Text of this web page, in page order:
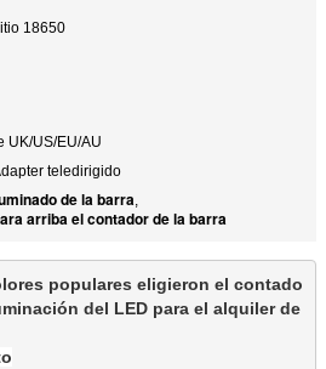
18650
UK/US/EU/AU
teledirigido
de la barra,
arriba el contador de la barra
populares eligieron el contado
del LED para el alquiler de